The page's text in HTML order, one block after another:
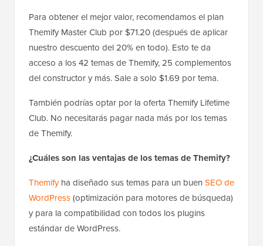
Para obtener el mejor valor, recomendamos el plan
Themify Master Club por $71.20 (después de aplicar
nuestro descuento del 20% en todo). Esto te da
acceso a los 42 temas de Themify, 25 complementos
del constructor y más. Sale a solo $1.69 por tema.
También podrías optar por la oferta Themify Lifetime
Club. No necesitarás pagar nada más por los temas
de Themify.
¿Cuáles son las ventajas de los temas de Themify?
Themifyha diseñado sus temas para un buen SEO de
WordPress(optimización para motores de búsqueda)
y para la compatibilidad con todos los plugins
estándar de WordPress.